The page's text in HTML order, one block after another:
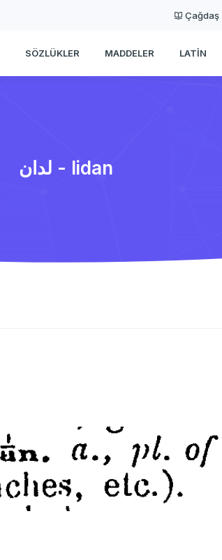
Çağdaş
SÖZLÜKLER MADDELER LATIN
لدان - lidan